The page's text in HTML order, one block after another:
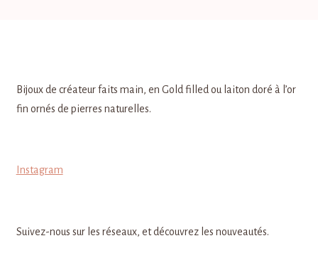
Bijoux de créateur faits main, en Gold filled ou laiton doré à l’or
fin ornés de pierres naturelles.
Instagram
Suivez-nous sur les réseaux, et découvrez les nouveautés.